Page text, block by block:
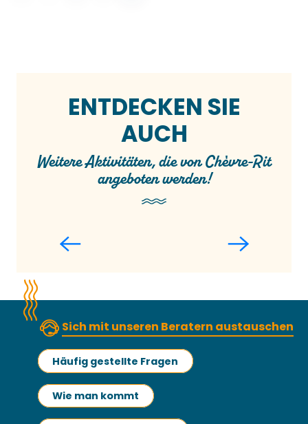
ENTDECKEN SIE
AUCH
Weitere Aktivitäten, die von Chèvre-Rit
angeboten werden!
Sich mit unseren Beratern austauschen
Häufig gestellte Fragen
Wie man kommt